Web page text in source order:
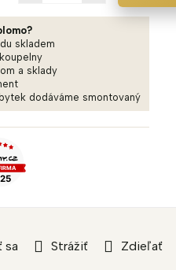
sa Strážiť Zdieľať
skladem
a sklady
dodáváme smontovaný